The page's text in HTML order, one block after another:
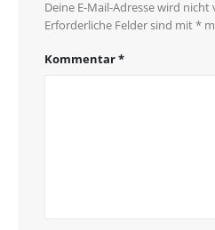
Deine E-Mail-Adresse wird
Erforderliche Felder sind mit*
Kommentar*